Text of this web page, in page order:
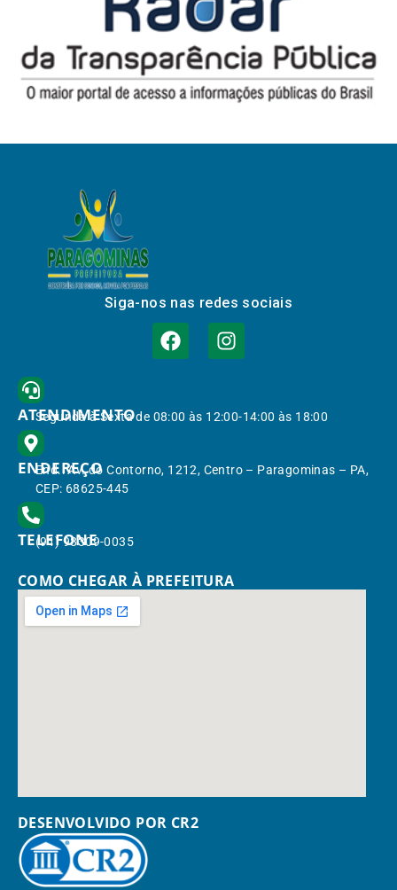
Siga-nos nas redes sociais
ATENDIMENTO
Segunda à Sexta de 08:00 às 12:00-14:00 às 18:00
ENDEREÇO
End.: Av. do Contorno, 1212, Centro – Paragominas – PA,
CEP: 68625-445
TELEFONE
(91) 98309-0035
COMO CHEGAR À PREFEITURA
DESENVOLVIDO POR CR2